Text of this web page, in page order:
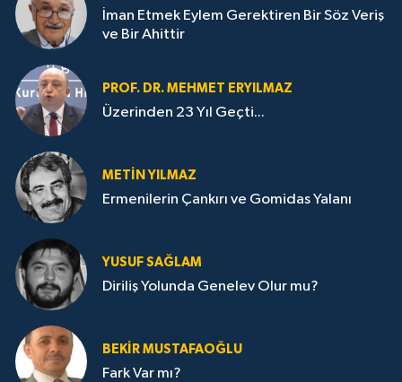
İman Etmek Eylem Gerektiren Bir Söz Veriş
ve Bir Ahittir
PROF. DR. MEHMET ERYILMAZ
Üzerinden 23 Yıl Geçti...
METIN YILMAZ
Ermenilerin Çankırı ve Gomidas Yalanı
YUSUF SAĞLAM
Diriliş Yolunda Genelev Olur mu?
BEKIR MUSTAFAOĞLU
Fark Var mı?